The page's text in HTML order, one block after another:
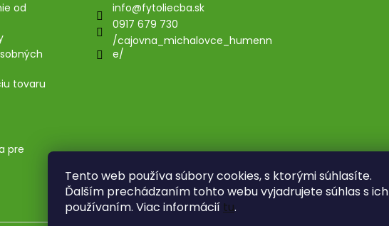
Tento web používa súbory cookies, s ktorými súhlasíte.
Ďalším prechádzaním tohto webu vyjadrujete súhlas s ich
používaním. Viac informácií tu.
od
tovaru
pre
info@fytoliecba.sk
0917 679 730
/cajovna_michalovce_humenn
e/